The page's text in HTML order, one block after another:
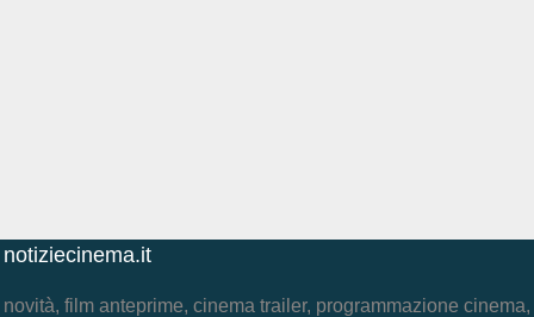
notiziecinema.it
novità, film anteprime, cinema trailer, programmazione